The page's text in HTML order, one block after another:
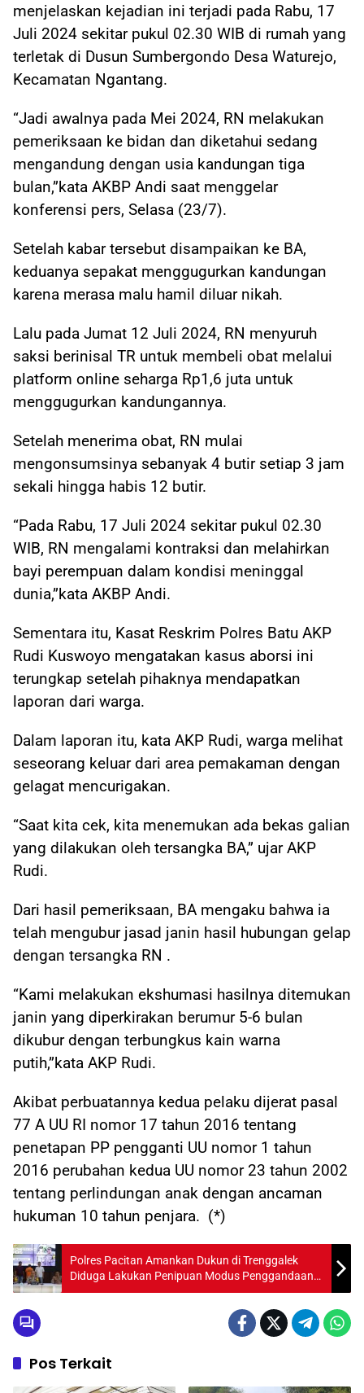
menjelaskan kejadian ini terjadi pada Rabu, 17
Juli 2024 sekitar pukul 02.30 WIB di rumah yang
terletak di Dusun Sumbergondo Desa Waturejo,
Kecamatan Ngantang.
“Jadi awalnya pada Mei 2024, RN melakukan
pemeriksaan ke bidan dan diketahui sedang
mengandung dengan usia kandungan tiga
bulan,”kata AKBP Andi saat menggelar
konferensi pers, Selasa (23/7).
Setelah kabar tersebut disampaikan ke BA,
keduanya sepakat menggugurkan kandungan
karena merasa malu hamil diluar nikah.
Lalu pada Jumat 12 Juli 2024, RN menyuruh
saksi berinisal TR untuk membeli obat melalui
platform online seharga Rp1,6 juta untuk
menggugurkan kandungannya.
Setelah menerima obat, RN mulai
mengonsumsinya sebanyak 4 butir setiap 3 jam
sekali hingga habis 12 butir.
“Pada Rabu, 17 Juli 2024 sekitar pukul 02.30
WIB, RN mengalami kontraksi dan melahirkan
bayi perempuan dalam kondisi meninggal
dunia,”kata AKBP Andi.
Sementara itu, Kasat Reskrim Polres Batu AKP
Rudi Kuswoyo mengatakan kasus aborsi ini
terungkap setelah pihaknya mendapatkan
laporan dari warga.
Dalam laporan itu, kata AKP Rudi, warga melihat
seseorang keluar dari area pemakaman dengan
gelagat mencurigakan.
“Saat kita cek, kita menemukan ada bekas galian
yang dilakukan oleh tersangka BA,” ujar AKP
Rudi.
Dari hasil pemeriksaan, BA mengaku bahwa ia
telah mengubur jasad janin hasil hubungan gelap
dengan tersangka RN .
“Kami melakukan ekshumasi hasilnya ditemukan
janin yang diperkirakan berumur 5-6 bulan
dikubur dengan terbungkus kain warna
putih,”kata AKP Rudi.
Akibat perbuatannya kedua pelaku dijerat pasal
77 A UU RI nomor 17 tahun 2016 tentang
penetapan PP pengganti UU nomor 1 tahun
2016 perubahan kedua UU nomor 23 tahun 2002
tentang perlindungan anak dengan ancaman
hukuman 10 tahun penjara. (*)
Polres Pacitan Amankan Dukun di Trenggalek
Diduga Lakukan Penipuan Modus Penggandaan
Uang
Pos Terkait